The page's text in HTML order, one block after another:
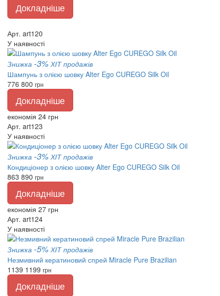
Докладніше
Арт. art120
У наявності
Знижка -3% ХІТ продажів
Шампунь з олією шовку Alter Ego CUREGO Silk Oil
776 800 грн
Докладніше
економія 24 грн
Арт. art123
У наявності
Знижка -3% ХІТ продажів
Кондиціонер з олією шовку Alter Ego CUREGO Silk Oil
863 890 грн
Докладніше
економія 27 грн
Арт. art124
У наявності
Знижка -5% ХІТ продажів
Незмивний кератиновий спрей Miracle Pure Brazilian
1139 1199 грн
Докладніше